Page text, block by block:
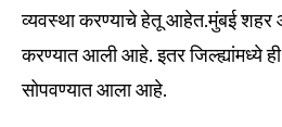
To subscribe, simply enter your
the subscribe button below. Don't
won't spam your inbox. Your
व्यवस्था करण्याचे हेतू आहेत.मुंबई शहर
करण्यात आली आहे. इतर जिल्ह्यांमध्ये
सोपवण्यात आला आहे.